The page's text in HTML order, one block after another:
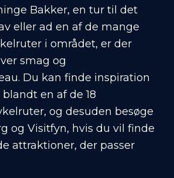
Bakker, en tur til det
eller ad en af de mange
i området, er der
smag og
Du kan finde inspiration
en af de 18
og desuden besøge
og Visitfyn, hvis du vil finde
attraktioner, der passer